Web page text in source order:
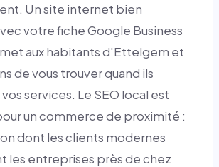
Un site internet bien
votre fiche Google Business
aux habitants d'Ettelgem et
de vous trouver quand ils
services. Le SEO local est
un commerce de proximité :
dont les clients modernes
les entreprises près de chez